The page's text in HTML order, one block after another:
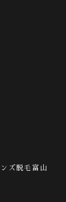
ンズ脱毛富山